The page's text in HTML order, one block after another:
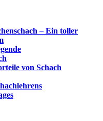
– Ein toller
von Schach‎